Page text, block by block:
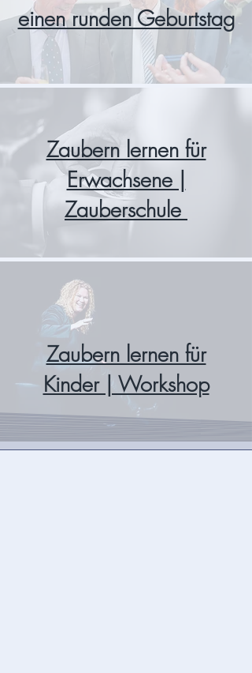
einen runden Geburtstag
Zaubern lernen für
Erwachsene |
Zauberschule
Zaubern lernen für
Kinder | Workshop